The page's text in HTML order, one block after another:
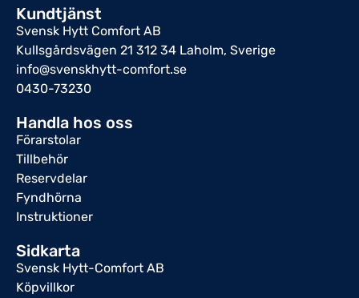
Kundtjänst
Svensk Hytt Comfort AB
Kullsgårdsvägen 21 312 34 Laholm, Sverige
info@svenskhytt-comfort.se
0430-73230
Handla hos oss
Förarstolar
Tillbehör
Reservdelar
Fyndhörna
Instruktioner
Sidkarta
Svensk Hytt-Comfort AB
Köpvillkor